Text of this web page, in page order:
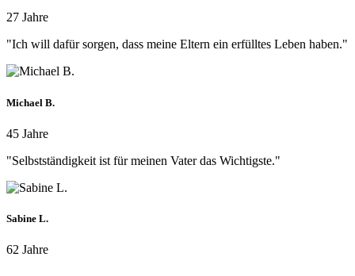
27 Jahre
"Ich will dafür sorgen, dass meine Eltern ein erfülltes Leben haben."
Michael B.
45 Jahre
"Selbstständigkeit ist für meinen Vater das Wichtigste."
Sabine L.
62 Jahre